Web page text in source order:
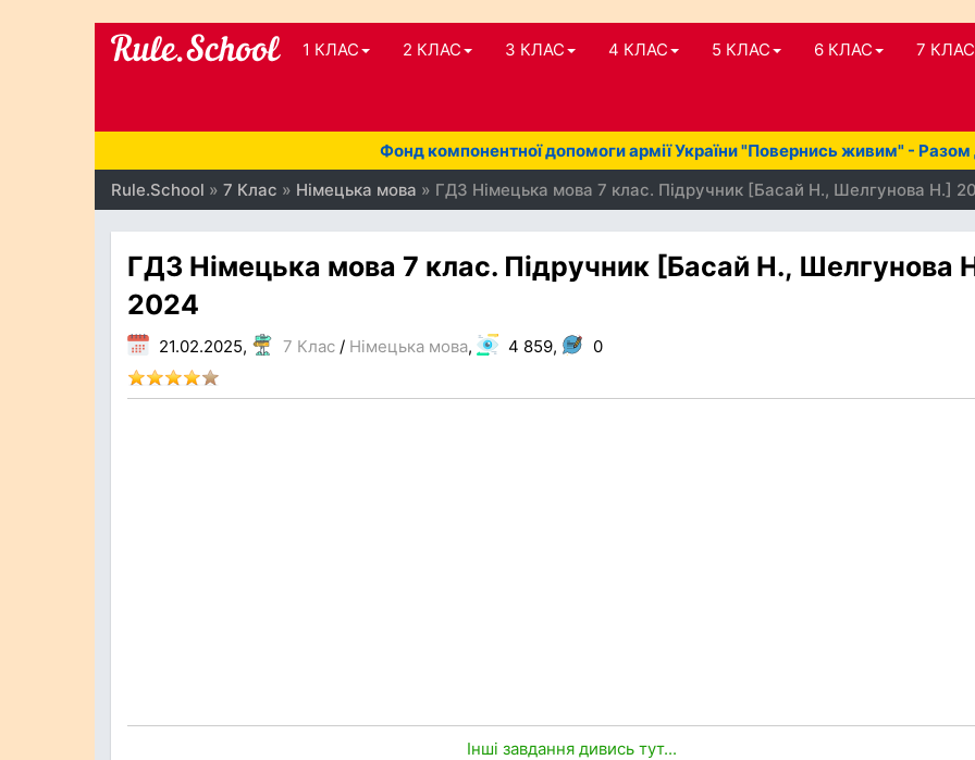
1 КЛАС 2 КЛАС 3 КЛАС 4 КЛАС 5 КЛАС 6 КЛАС 7 КЛАС
Фонд компонентної допомоги армії України "Повернись живим" -
Rule.School » 7 Клас » Німецька мова » ГДЗ Німецька мова 7 клас. Підручник [Басай Н., Шелгунова Н.]
ГДЗ Німецька мова 7 клас. Підручник [Басай Н., Шелгунова
2024
21.02.2025, 7 Клас / Німецька мова, 4 859, 0
Інші завдання дивись тут...